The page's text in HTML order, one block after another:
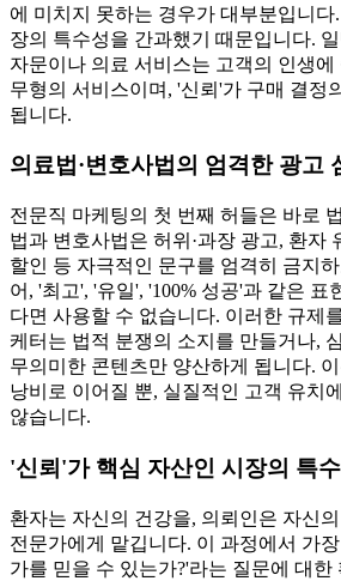
에 미치지 못하는 경우가 대부분입니다
장의 특수성을 간과했기 때문입니다.
자문이나 의료 서비스는 고객의 인생
무형의 서비스이며, '신뢰'가 구매 결정
됩니다.
의료법·변호사법의 엄격한 광고
전문직 마케팅의 첫 번째 허들은 바로
법과 변호사법은 허위·과장 광고, 환자
할인 등 자극적인 문구를 엄격히 금지
어, '최고', '유일', '100% 성공'과 같은 표
다면 사용할 수 없습니다. 이러한 규제
케터는 법적 분쟁의 소지를 만들거나,
무의미한 콘텐츠만 양산하게 됩니다.
낭비로 이어질 뿐, 실질적인 고객 유치
않습니다.
'신뢰'가 핵심 자산인 시장의 특
환자는 자신의 건강을, 의뢰인은 자신
전문가에게 맡깁니다. 이 과정에서 가
가를 믿을 수 있는가?'라는 질문에 대